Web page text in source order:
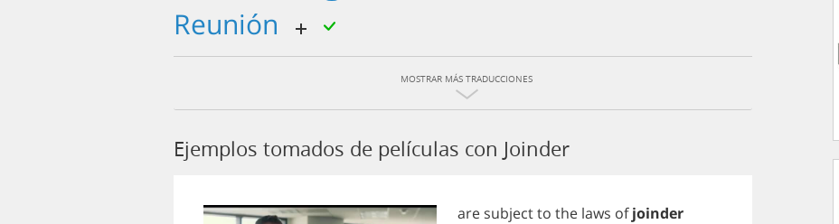
reunión
MOSTRAR MÁS TRADUCCIONES
Ejemplos tomados de películas con Joinder
are subjectto the laws of joinder